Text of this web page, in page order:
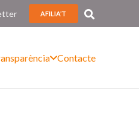
AFILIA’T
Contacte